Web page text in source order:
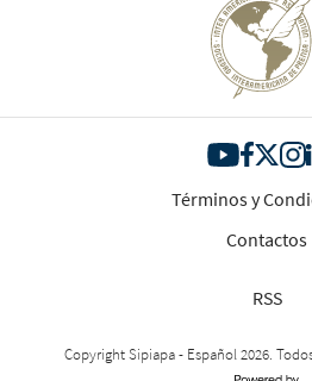
Términos y
Contactos
RSS
Copyright Sipiapa - Español 2026.